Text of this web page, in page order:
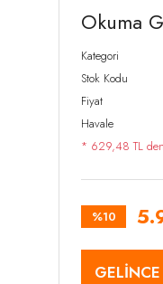
Okuma
Kategori
Stok Kodu
Fiyat
Havale
* 629,48 TL
%10